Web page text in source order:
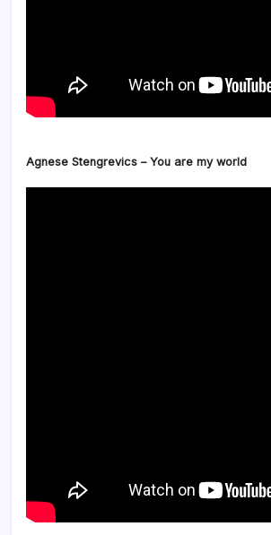
Agnese Stengrevics – You are my world